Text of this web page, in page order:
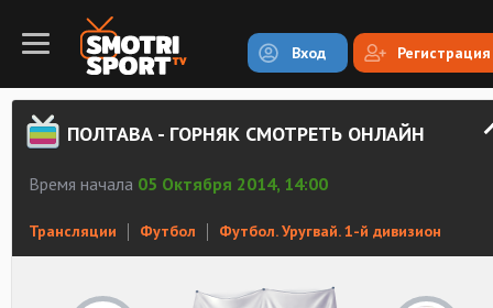
Вход Регистрация
ПОЛТАВА - ГОРНЯК СМОТРЕТЬ ОНЛАЙН
Время начала 05 Октября 2014, 14:00
Трансляции Футбол Футбол. Уругвай. 1-й дивизион